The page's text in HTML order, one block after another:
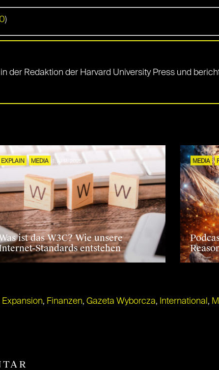
)
der Redaktion der Harvard University Press und
EXPLAIN MEDIA 1. APR. 2025
ist das W3C? Wie unsere
Standards entstehen
MEDIA
Expansion, Finanzen, Gazeta Wyborcza, International ,